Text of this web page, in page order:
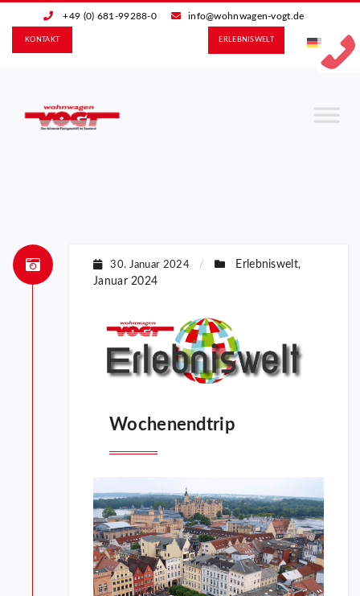
+49 (0) 681-99288-0 info@wohnwagen-vogt.de
ERLEBNIS­WELT
KONTAKT
30. Januar 2024 / Erlebniswelt,
Januar 2024
Wochenendtrip